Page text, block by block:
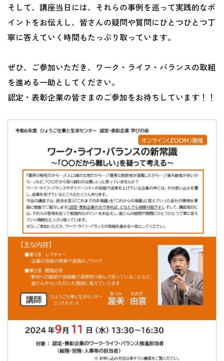
そして、講座当日には、それらの事例を巡って実践的なポ
イントをお伝えし、皆さんの疑問や質問にひとつひとつ丁
寧に答えていく時間もたっぷり取っています。
ぜひ、ご参加いただき、ワーク・ライフ・バランスの取組
を進める一助としてください。
認定・表彰企業の皆さまのご参加をお待ちしています！！